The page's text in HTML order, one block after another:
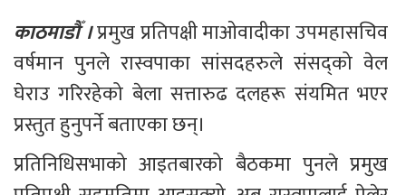
काठमाडौँ । प्रमुख प्रतिपक्षी माओवादीका उपमहासचिव
वर्षमान पुनले रास्वपाका सांसदहरुले संसद्को वेल
घेराउ गरिरहेको बेला सत्तारुढ दलहरू संयमित भएर
प्रस्तुत हुनुपर्ने बताएका छन्।
प्रतिनिधिसभाको आइतबारको बैठकमा पुनले प्रमुख